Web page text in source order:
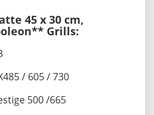
45 x 30 cm,
Grills:
/ 605 / 730
500 /665